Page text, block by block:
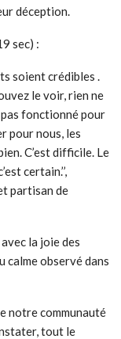
déception.
sec) :
soient crédibles .
le voir, rien ne
pas fonctionné pour
pour nous, les
C’est difficile. Le
certain.’’,
partisan de
la joie des
calme observé dans
notre communauté
tout le